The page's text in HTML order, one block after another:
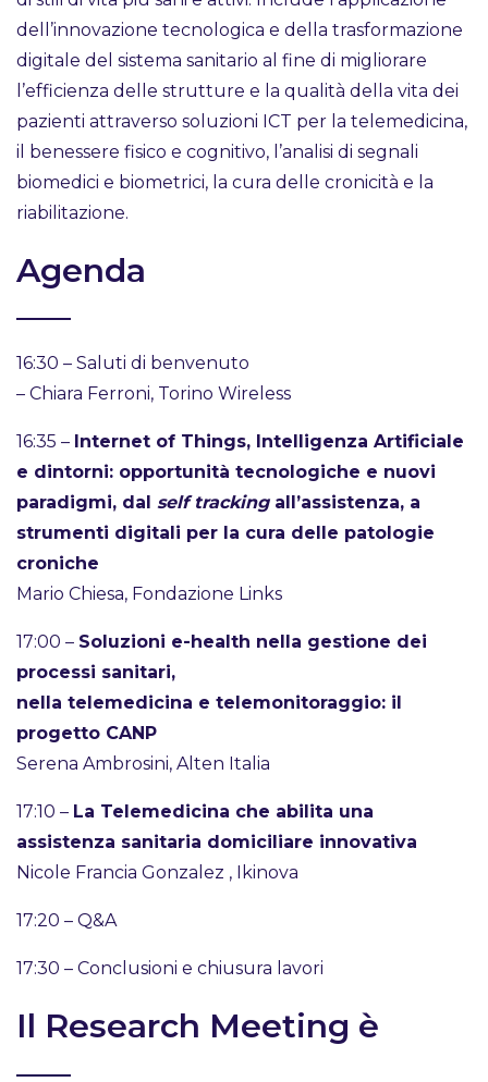
dell’innovazione tecnologica e della trasformazione
digitale del sistema sanitario al fine di migliorare
l’efficienza delle strutture e la qualità della vita dei
pazienti attraverso soluzioni ICT per la telemedicina,
il benessere fisico e cognitivo, l’analisi di segnali
biomedici e biometrici, la cura delle cronicità e la
riabilitazione.
Agenda
16:30 – Saluti di benvenuto
– Chiara Ferroni, Torino Wireless
16:35 – Internet of Things, Intelligenza Artificiale
e dintorni: opportunità tecnologiche e nuovi
paradigmi, dal self trackingall’assistenza, a
strumenti digitali per la cura delle patologie
croniche
Mario Chiesa, Fondazione Links
17:00 – Soluzioni e-health nella gestione dei
processi sanitari,
nella telemedicina e telemonitoraggio: il
progetto CANP
Serena Ambrosini, Alten Italia
17:10 – La Telemedicina che abilita una
assistenza sanitaria domiciliare innovativa
Nicole Francia Gonzalez , Ikinova
17:20 – Q&A
17:30 – Conclusioni e chiusura lavori
Il Research Meeting è